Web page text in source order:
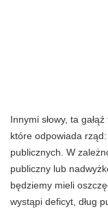
Innymi słowy, ta
które odpowiada
publicznych. W
publiczny lub
będziemy mieli
wystąpi deficyt, dług